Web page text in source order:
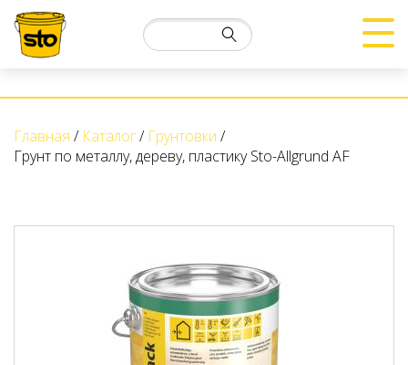
Главная Каталог
Грунтовки
Грунт по металлу, дереву, пластику Sto-Allgrund AF